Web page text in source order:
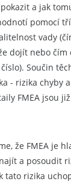
a jak
pomocí
vady
dojít nebo
Součin
- rizika chyby
FMEA jsou
že FMEA je
a posoudit
tato rizika